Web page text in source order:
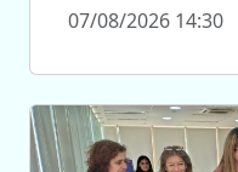
07/08/2026 14:30